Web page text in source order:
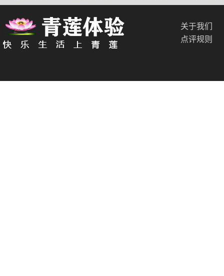
关于我们
点评规则